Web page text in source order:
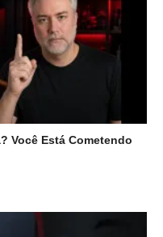
Você Está Cometendo